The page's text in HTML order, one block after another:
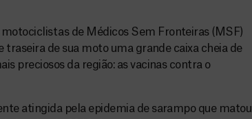
de Médicos Sem Fronteiras (MSF)
de sua moto uma grande caixa cheia de
preciosos da região: as vacinas contra o
atingida pela epidemia de sarampo que matou